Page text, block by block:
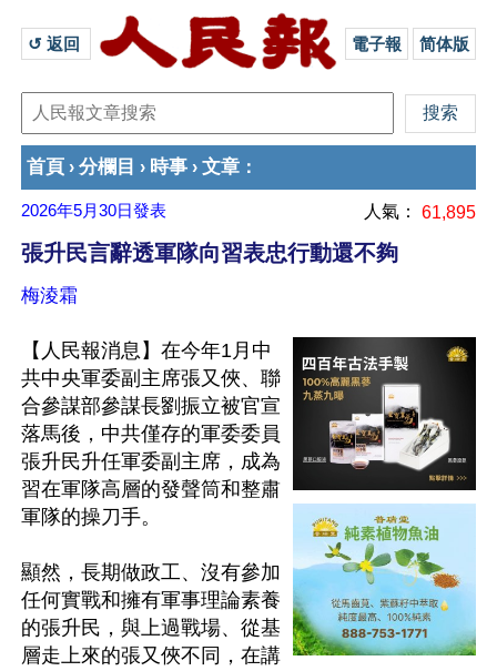
↺ 返回 電子報 简体版
首頁 › 分欄目 › 時事 › 文章 ：
2026年5月30日發表 人氣： 61,895
張升民言辭透軍隊向習表忠行動還不夠
梅淩霜
【人民報消息】在今年1月中
共中央軍委副主席張又俠、聯
合參謀部參謀長劉振立被官宣
落馬後，中共僅存的軍委委員
張升民升任軍委副主席，成為
習在軍隊高層的發聲筒和整肅
軍隊的操刀手。
顯然，長期做政工、沒有參加
任何實戰和擁有軍事理論素養
的張升民，與上過戰場、從基
層走上來的張又俠不同，在講